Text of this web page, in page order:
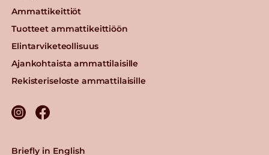
Ammattikeittiöt
Tuotteet ammattikeittiöön
Elintarviketeollisuus
Ajankohtaista ammattilaisille
Rekisteriseloste ammattilaisille
Briefly in English